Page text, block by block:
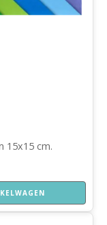
15x15 cm.